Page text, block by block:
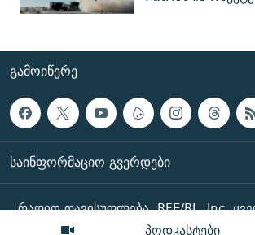
პოდკასტები
ᲒᲐᲛᲝᲘᲬᲔᲠᲔ
ᲡᲐᲘᲜᲤᲝᲠᲛᲐᲪᲘᲝ ᲒᲕᲔᲠᲓᲔᲑᲘ
რადიო თავისუფლება, RFE/RL, Inc.
დაცულია